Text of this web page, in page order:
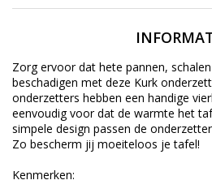
Zorg ervoor dat hete pannen,
beschadigen met deze Kurk
onderzetters hebben een handige
eenvoudig voor dat de warmte het
simpele design passen de
Zo bescherm jij moeiteloos je tafel!
Kenmerken: